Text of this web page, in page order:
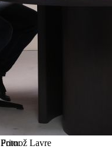
Primož Lavre